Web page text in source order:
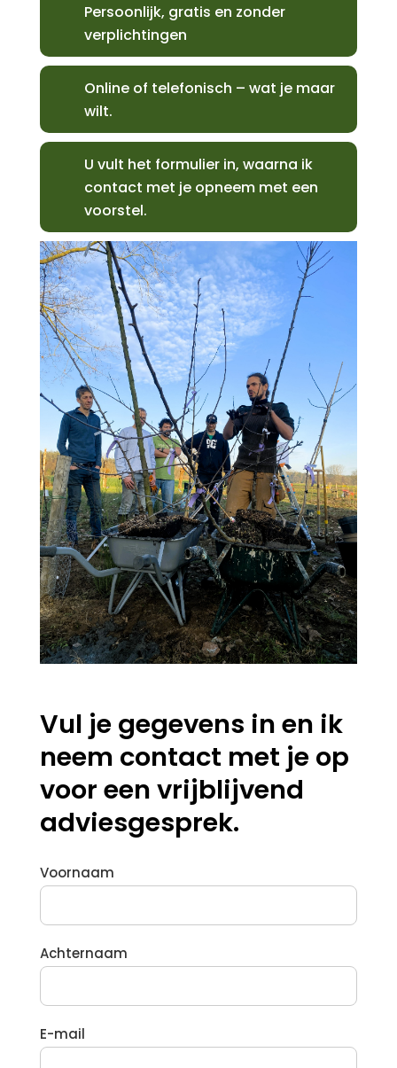
Persoonlijk, gratis en zonder
verplichtingen
Online of telefonisch – wat je maar
wilt.
U vult het formulier in, waarna ik
contact met je opneem met een
voorstel.
Vul je gegevens in en ik
neem contact met je op
voor een vrijblijvend
adviesgesprek.
Voornaam
Achternaam
E-mail